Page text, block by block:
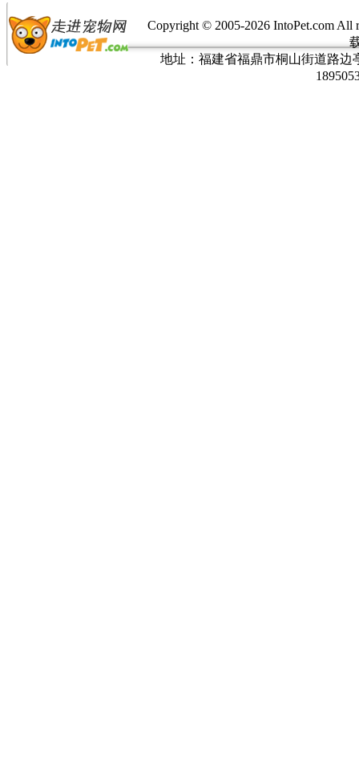
Copyright © 2005-2026 IntoPet.com
地址：福建省福鼎市桐山街道路边